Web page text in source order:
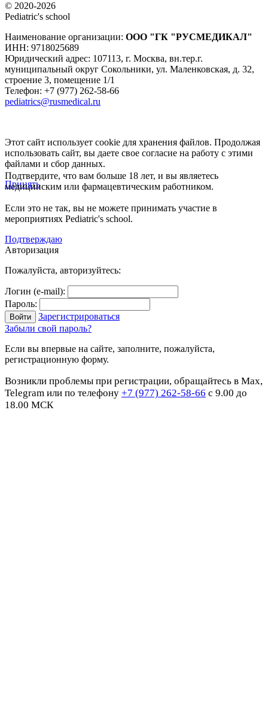
© 2020-2026
Pediatric's school
Наименование организации: ООО "ГК "РУСМЕДИКАЛ"
ИНН: 9718025689
Юридический адрес: 107113, г. Москва, вн.тер.г.
муниципальный округ Сокольники, ул. Маленковская, д. 32,
строение 3, помещение 1/1
Телефон: +7 (977) 262-58-66
pediatrics@rusmedical.ru
Этот сайт использует cookie для хранения файлов. Продолжая
использовать сайт, вы даете свое согласие на работу с этими
файлами и сбор данных.
Принять
Подтвердите, что вам больше 18 лет, и вы являетесь
медицинским или фармацевтическим работником.
Если это не так, вы не можете принимать участие в
мероприятиях Pediatric's school.
Подтверждаю
Авторизация
Пожалуйста, авторизуйтесь:
Логин (e-mail):
Пароль:
Зарегистрироваться
Забыли свой пароль?
Если вы впервые на сайте, заполните, пожалуйста,
регистрационную форму.
Возникли проблемы при регистрации, обращайтесь в Max,
Telegram или по телефону +7 (977) 262-58-66 с 9.00 до
18.00 МСК